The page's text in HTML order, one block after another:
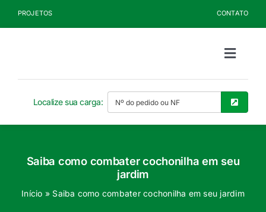
PROJETOS CONTATO
Toggle
Produtos
Documentos
Localize sua carga:
Saiba como combater cochonilha em seu
jardim
Início » Saiba como combater cochonilha em seu jardim